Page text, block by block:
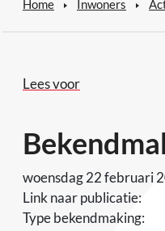
Home Inwoners
Lees voor
woensdag 22 februari
Link naar publicatie:
Type bekendmaking: